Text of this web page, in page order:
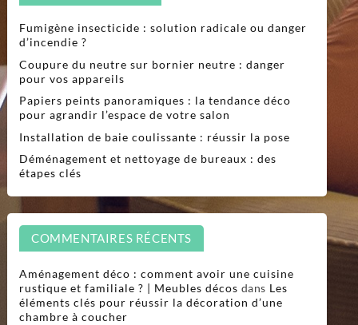
Fumigène insecticide : solution radicale ou danger
d’incendie ?
Coupure du neutre sur bornier neutre : danger
pour vos appareils
Papiers peints panoramiques : la tendance déco
pour agrandir l’espace de votre salon
Installation de baie coulissante : réussir la pose
Déménagement et nettoyage de bureaux : des
étapes clés
COMMENTAIRES RÉCENTS
Aménagement déco : comment avoir une cuisine
rustique et familiale ? | Meubles décos dans Les
éléments clés pour réussir la décoration d’une
chambre à coucher